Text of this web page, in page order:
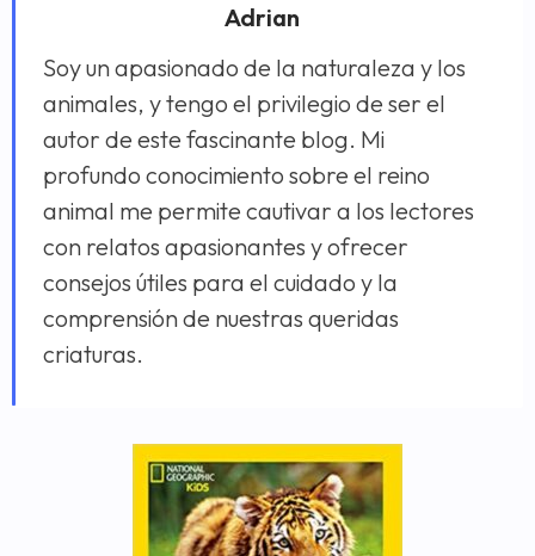
Adrian
Soy un apasionado de la naturaleza y los
animales, y tengo el privilegio de ser el
autor de este fascinante blog. Mi
profundo conocimiento sobre el reino
animal me permite cautivar a los lectores
con relatos apasionantes y ofrecer
consejos útiles para el cuidado y la
comprensión de nuestras queridas
criaturas.